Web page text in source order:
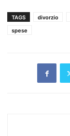
TAGS divorzio
spese